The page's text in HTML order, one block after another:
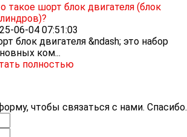
такое шорт блок двигателя (блок
06-04 07:51:03
блок двигателя &ndash; это набор
ком...
полностью
чтобы связаться с нами. Спасибо.